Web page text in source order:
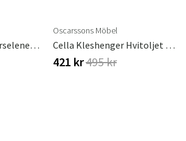
Flavorizer Bars Porselenemaljerte Spirit 300/Genesis Silver Weber
Oscarssons Möbel
Cella Kleshenger Hvitoljet Eik
421 kr495 kr